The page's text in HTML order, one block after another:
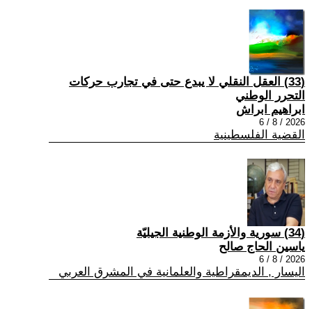
(33) العقل النقلي لا يبدع حتى في تجارب حركات
التحرر الوطني
ابراهيم ابراش
2026 / 8 / 6
القضية الفلسطينية
(34) سورية والأزمة الوطنية الجيليّة
ياسين الحاج صالح
2026 / 8 / 6
اليسار , الديمقراطية والعلمانية في المشرق العربي